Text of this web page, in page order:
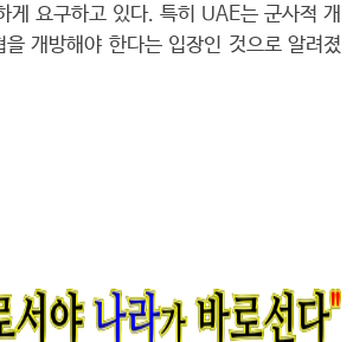
게 요구하고 있다. 특히 UAE는 군사적 개
을 개방해야 한다는 입장인 것으로 알려졌